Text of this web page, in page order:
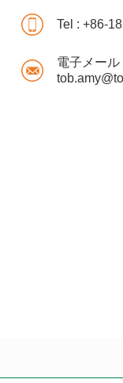
Tel : +86-
電子メール